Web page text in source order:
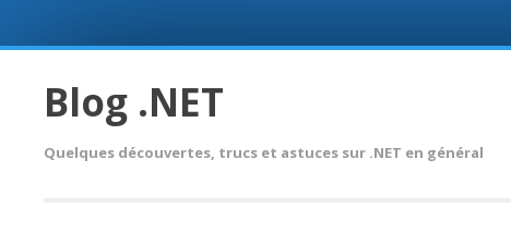
to
content
Blog .NET
Quelques découvertes, trucs et astuces sur .NET en général